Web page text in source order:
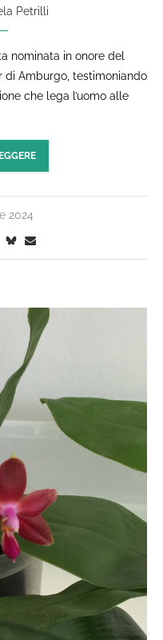
Petrilli
nominata in onore del
di Amburgo, testimoniando
che lega l’uomo alle
2024